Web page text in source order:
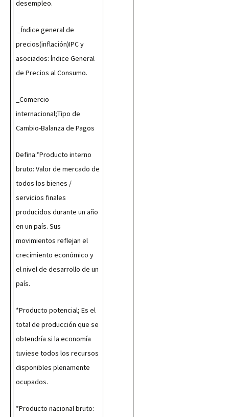
desempleo.
precios(inflación)IPC y
asociados: Índice General
de Precios al Consumo.
_Comercio
internacional;Tipo de
Cambio-Balanza de Pagos
Defina:*Producto interno
bruto: Valor de mercado de
todos los bienes /
servicios finales
producidos durante un año
en un país. Sus
movimientos reflejan el
crecimiento económico y
el nivel de desarrollo de un
país.
*Producto potencial; Es el
total de producción que se
obtendría si la economía
tuviese todos los recursos
disponibles plenamente
ocupados.
*Producto nacional bruto: